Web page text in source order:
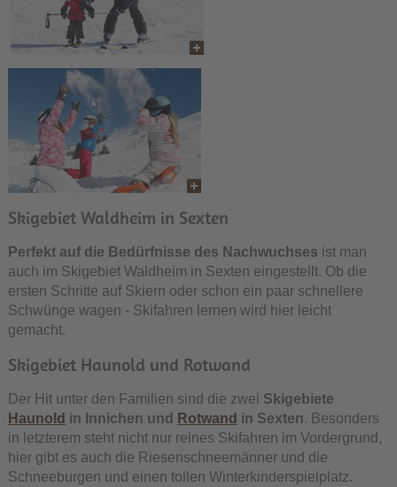
Skigebiet Waldheim in Sexten
Perfekt auf die Bedürfnisse des Nachwuchses ist man
auch im Skigebiet Waldheim in Sexten eingestellt. Ob die
ersten Schritte auf Skiern oder schon ein paar schnellere
Schwünge wagen - Skifahren lernen wird hier leicht
gemacht.
Skigebiet Haunold und Rotwand
Der Hit unter den Familien sind die zwei Skigebiete
Haunold in Innichen und Rotwand in Sexten. Besonders
in letzterem steht nicht nur reines Skifahren im Vordergrund,
hier gibt es auch die Riesenschneemänner und die
Schneeburgen und einen tollen Winterkinderspielplatz.